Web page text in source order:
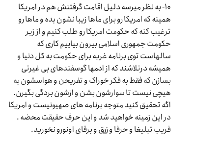
۱۰- به نظر میرسه دلیل اقامت گرفتنش هم در امریکا
همینه که امریکا رو برای ماها زیبا نشون بده و ماها رو
ترغیب کنه که حکومت امریکا رو طلب کنیم و از زیر
حکومت جمهوری اسلامی بیرون بیاییم کاری که
سالهاست توی برنامه غربه برای حکومت به کل دنیا و
همیشه درتلاشند که از ادمها گوسفندهای بی غیرتی
بسازن که فقط به فکر خوراک و تفریحن و هواسشون به
هیچی نیست تا سوارشون بشن و ازشون بردگی بگیرن.
اگه تحقیق کنید متوجه برنامه های صهیونیست و امریکا
در این زمینه خواهید شد و این حرف حقیقت محضه .
فریب تبلیغا و حرفا و زرق و برقای اونورو نخورید.